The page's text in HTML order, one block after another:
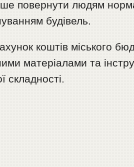
повернути людям
будівель.
коштів міського
матеріалами та
складності.